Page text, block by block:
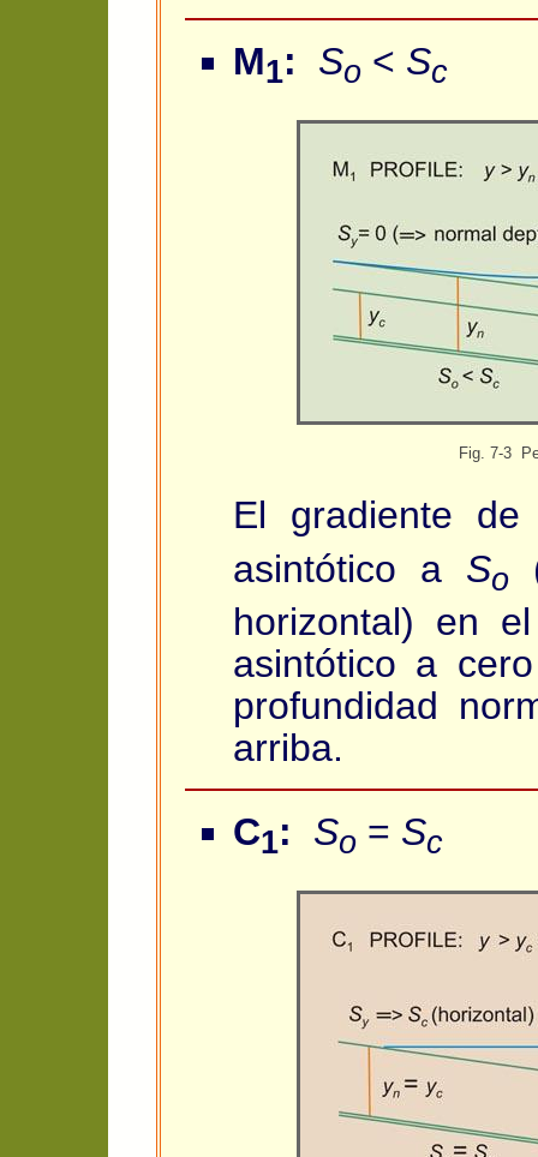
M1: So < Sc
Fig. 7-3
El gradiente
asintótico a So
horizontal) en
asintótico a
profundidad
arriba.
C1: So = Sc